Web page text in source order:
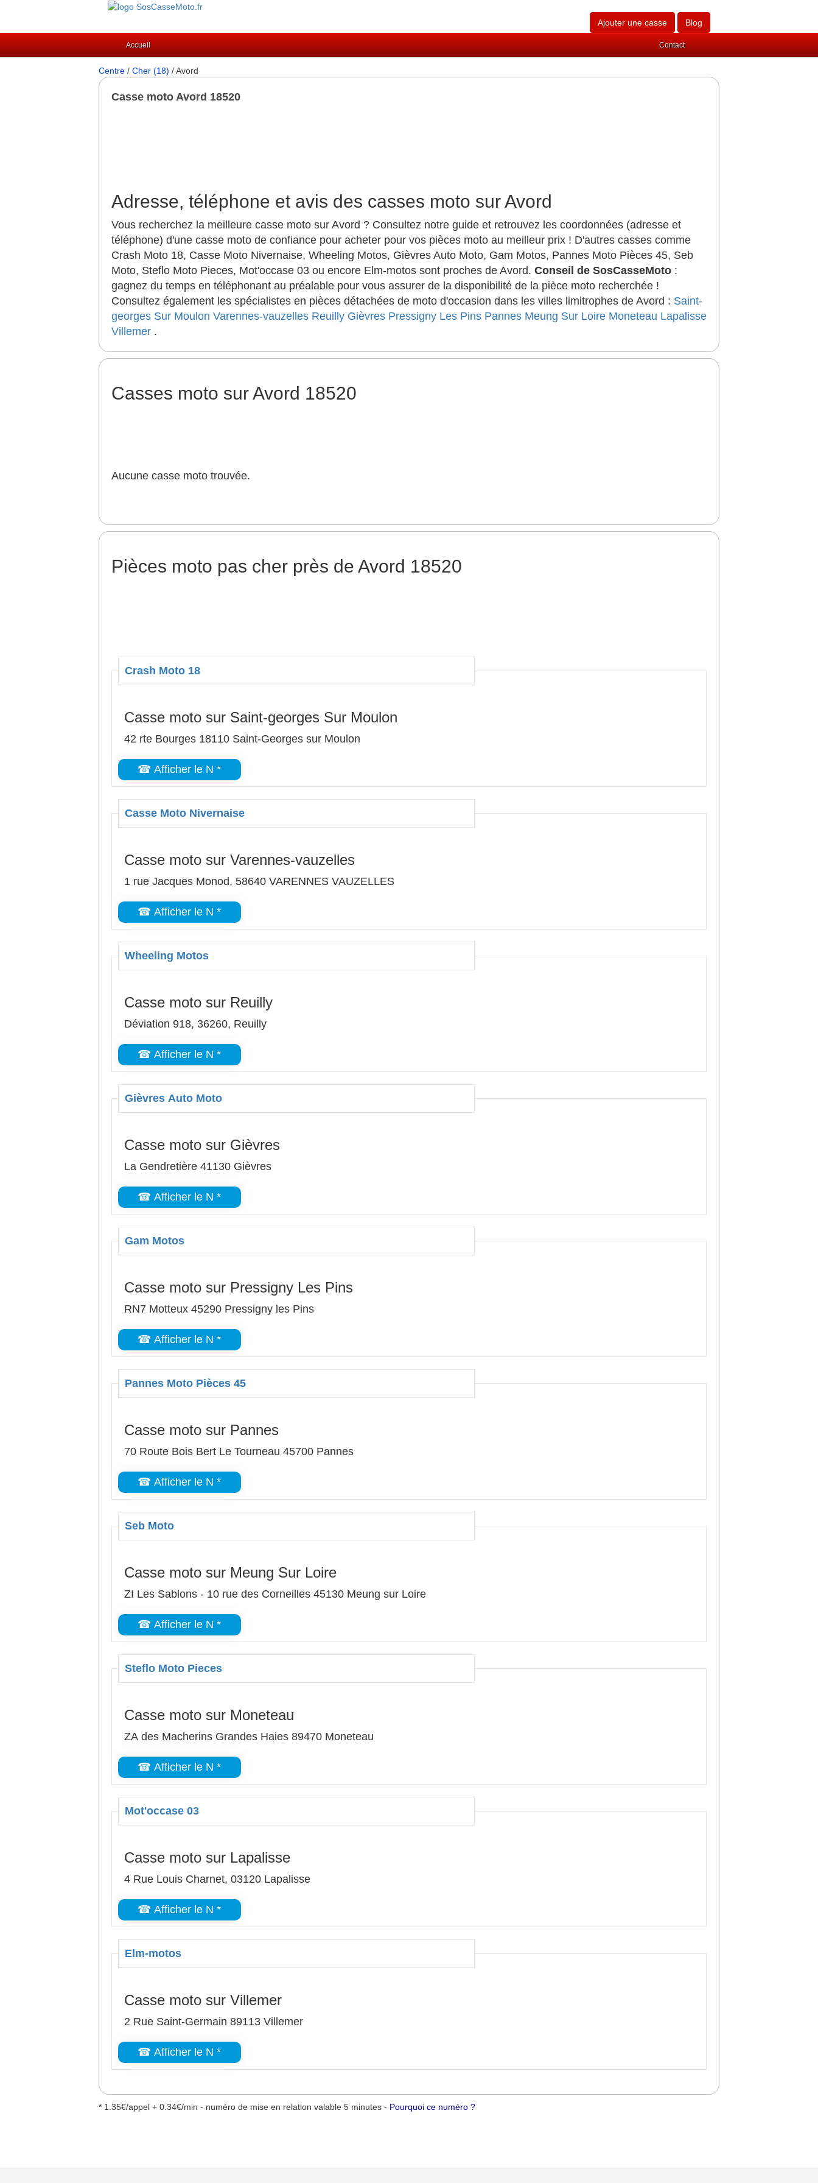
Ajouter une casse Blog
Accueil Contact
Centre / Cher (18) / Avord
Casse moto Avord 18520
Adresse, téléphone et avis des casses moto sur Avord
Vous recherchez la meilleure casse moto sur Avord ? Consultez notre guide et retrouvez les coordonnées (adresse et
téléphone) d'une casse moto de confiance pour acheter pour vos pièces moto au meilleur prix ! D'autres casses comme
Crash Moto 18, Casse Moto Nivernaise, Wheeling Motos, Gièvres Auto Moto, Gam Motos, Pannes Moto Pièces 45, Seb
Moto, Steflo Moto Pieces, Mot'occase 03 ou encore Elm-motos sont proches de Avord. Conseil de SosCasseMoto :
gagnez du temps en téléphonant au préalable pour vous assurer de la disponibilité de la pièce moto recherchée !
Consultez également les spécialistes en pièces détachées de moto d'occasion dans les villes limitrophes de Avord : Saint-
georges Sur Moulon Varennes-vauzelles Reuilly Gièvres Pressigny Les Pins Pannes Meung Sur Loire Moneteau Lapalisse
Villemer .
Casses moto sur Avord 18520
Aucune casse moto trouvée.
Pièces moto pas cher près de Avord 18520
Crash Moto 18
Casse moto sur Saint-georges Sur Moulon
42 rte Bourges 18110 Saint-Georges sur Moulon
☎ Afficher le N *
Casse Moto Nivernaise
Casse moto sur Varennes-vauzelles
1 rue Jacques Monod, 58640 VARENNES VAUZELLES
☎ Afficher le N *
Wheeling Motos
Casse moto sur Reuilly
Déviation 918, 36260, Reuilly
☎ Afficher le N *
Gièvres Auto Moto
Casse moto sur Gièvres
La Gendretière 41130 Gièvres
☎ Afficher le N *
Gam Motos
Casse moto sur Pressigny Les Pins
RN7 Motteux 45290 Pressigny les Pins
☎ Afficher le N *
Pannes Moto Pièces 45
Casse moto sur Pannes
70 Route Bois Bert Le Tourneau 45700 Pannes
☎ Afficher le N *
Seb Moto
Casse moto sur Meung Sur Loire
ZI Les Sablons - 10 rue des Corneilles 45130 Meung sur Loire
☎ Afficher le N *
Steflo Moto Pieces
Casse moto sur Moneteau
ZA des Macherins Grandes Haies 89470 Moneteau
☎ Afficher le N *
Mot'occase 03
Casse moto sur Lapalisse
4 Rue Louis Charnet, 03120 Lapalisse
☎ Afficher le N *
Elm-motos
Casse moto sur Villemer
2 Rue Saint-Germain 89113 Villemer
☎ Afficher le N *
* 1.35€/appel + 0.34€/min - numéro de mise en relation valable 5 minutes - Pourquoi ce numéro ?